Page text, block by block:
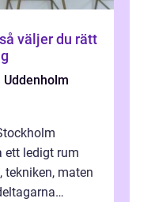
väljer du rätt
ett ledigt rum
tekniken, maten